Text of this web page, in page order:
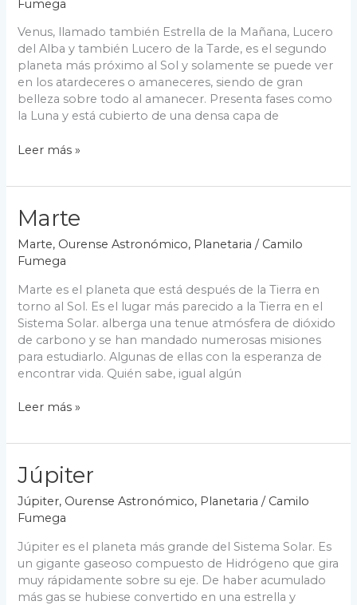
Fumega
Venus, llamado también Estrella de la Mañana, Lucero
del Alba y también Lucero de la Tarde, es el segundo
planeta más próximo al Sol y solamente se puede ver
en los atardeceres o amaneceres, siendo de gran
belleza sobre todo al amanecer. Presenta fases como
la Luna y está cubierto de una densa capa de
Venus
Leer más »
Marte
Marte, Ourense Astronómico, Planetaria / Camilo
Fumega
Marte es el planeta que está después de la Tierra en
torno al Sol. Es el lugar más parecido a la Tierra en el
Sistema Solar. alberga una tenue atmósfera de dióxido
de carbono y se han mandado numerosas misiones
para estudiarlo. Algunas de ellas con la esperanza de
encontrar vida. Quién sabe, igual algún
Marte
Leer más »
Júpiter
Júpiter, Ourense Astronómico, Planetaria / Camilo
Fumega
Júpiter es el planeta más grande del Sistema Solar. Es
un gigante gaseoso compuesto de Hidrógeno que gira
muy rápidamente sobre su eje. De haber acumulado
más gas se hubiese convertido en una estrella y